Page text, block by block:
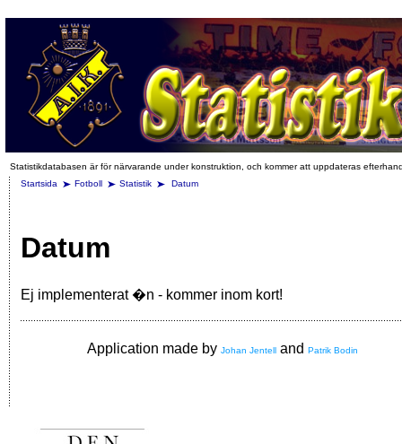
Statistikdatabasen är för närvarande under konstruktion, och kommer att uppdateras
Startsida
Fotboll Statistik Datum
Datum
Ej implementerat �n - kommer inom kort!
Application made by Johan Jentell and Patrik Bodin